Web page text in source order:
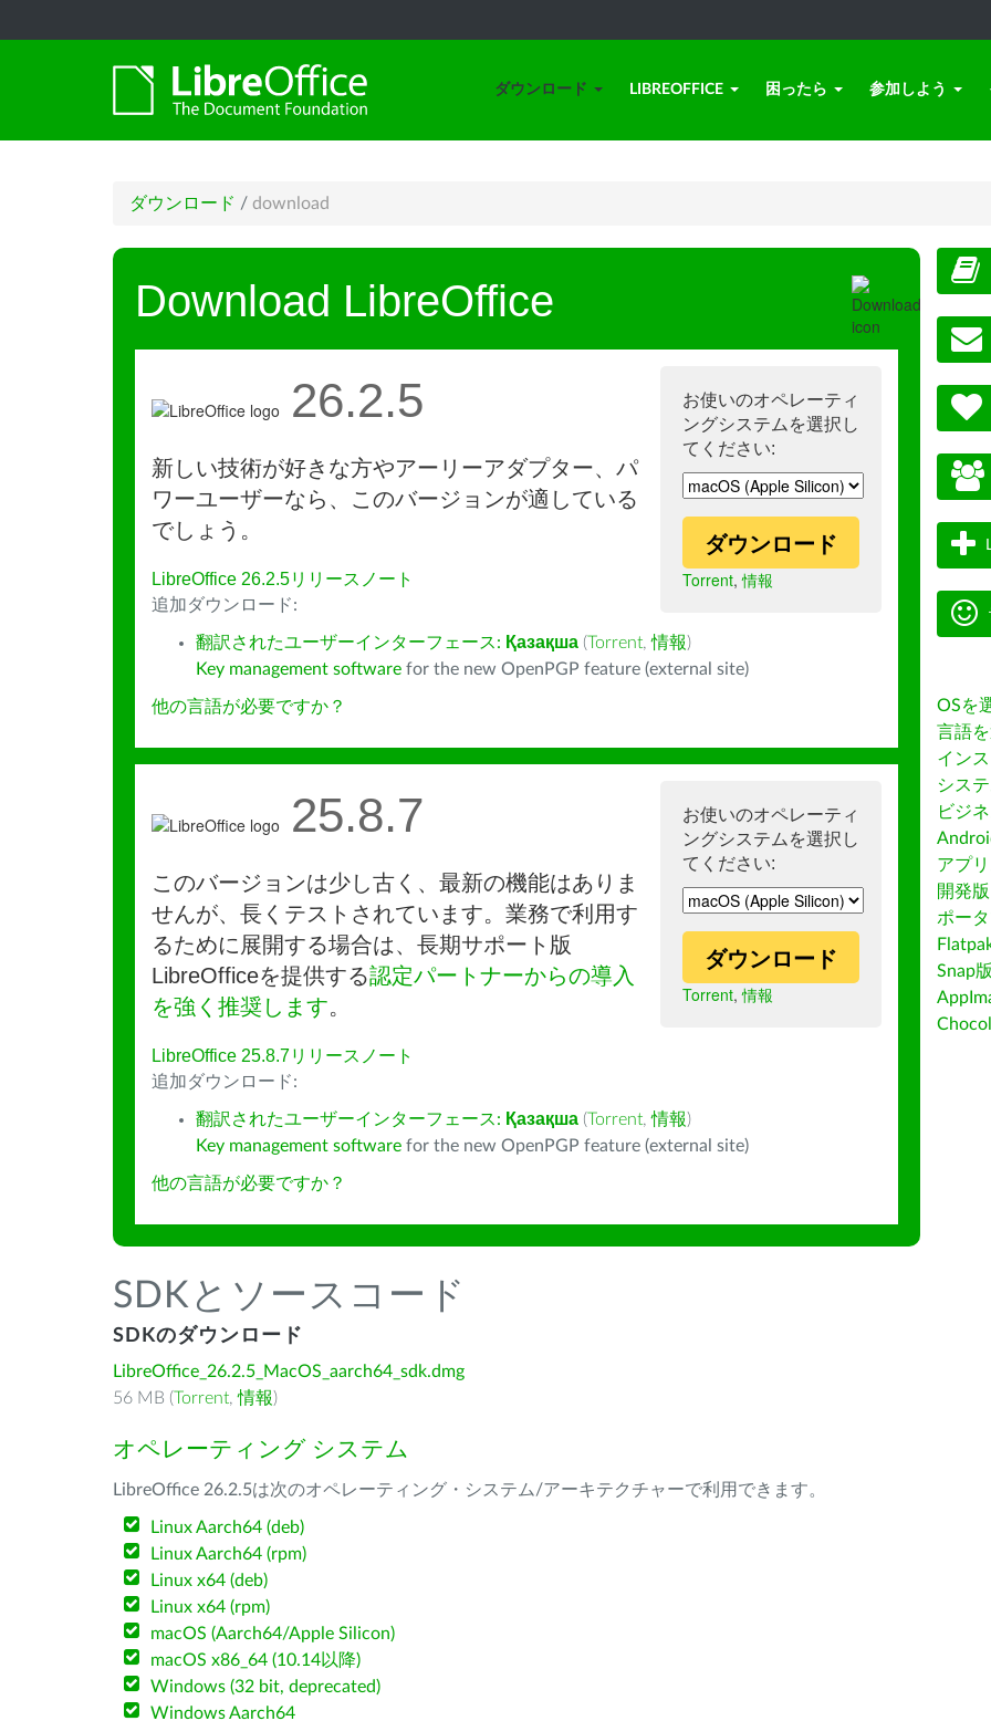
ダウンロード LIBREOFFICE 困ったら 参加しよう
ダウンロード / download
Download LibreOffice
お使いのオペレーティ
ングシステムを選択し
てください:
ダウンロード
Torrent,情報
26.2.5
新しい技術が好きな方やアーリーアダプター、パ
ワーユーザーなら、このバージョンが適している
でしょう。
LibreOffice 26.2.5リリースノート
追加ダウンロード:
翻訳されたユーザーインターフェース: Қазақша (Torrent,情報)
Key management software for the new OpenPGP feature (external site)
他の言語が必要ですか？
お使いのオペレーティ
ングシステムを選択し
てください:
ダウンロード
Torrent,情報
25.8.7
このバージョンは少し古く、最新の機能はありま
せんが、長くテストされています。業務で利用す
るために展開する場合は、長期サポート版
LibreOfficeを提供する認定パートナーからの導入
を強く推奨します。
LibreOffice 25.8.7リリースノート
追加ダウンロード:
翻訳されたユーザーインターフェース: Қазақша (Torrent,情報)
Key management software for the new OpenPGP feature (external site)
他の言語が必要ですか？
SDKとソースコード
SDKのダウンロード
LibreOffice_26.2.5_MacOS_aarch64_sdk.dmg
56 MB (Torrent,情報)
オペレーティング システム
LibreOffice 26.2.5は次のオペレーティング・システム/アーキテクチャーで利用できます。
Linux Aarch64 (deb)
Linux Aarch64 (rpm)
Linux x64 (deb)
Linux x64 (rpm)
macOS (Aarch64/Apple Silicon)
macOS x86_64 (10.14以降)
Windows (32 bit, deprecated)
Windows Aarch64
OSを
言語
イン
シス
ビジ
アプ
開発版
ポー
Snap版